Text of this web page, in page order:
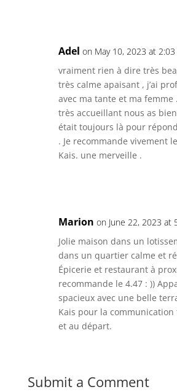
Adel on May 10, 2023 at
vraiment rien à dire très
très calme apaisant , j’ai
avec ma tante et ma femme
très accueillant nous as
était toujours là pour
. Je recommande vivement
Kais. une merveille .
Marion on June 22, 2023 at
Jolie maison dans un
dans un quartier calme et
Épicerie et restaurant à
recommande le 4.47 : ))
spacieux avec une belle
Kais pour la communication
et au départ.
Submit a Comment